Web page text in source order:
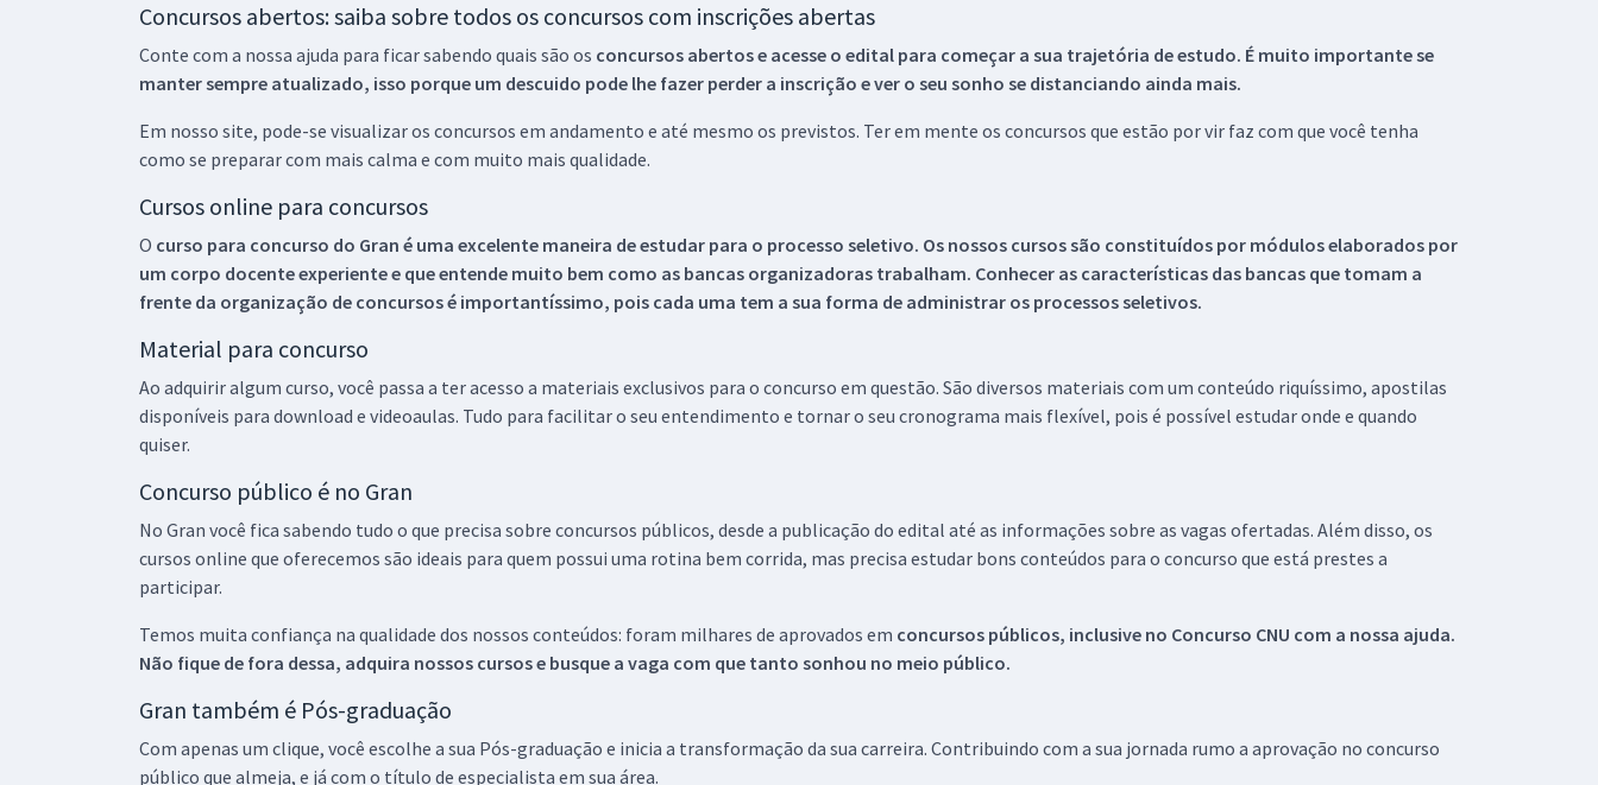
Concursos abertos: saiba sobre todos os concursos com inscrições abertas
Conte com a nossa ajuda para ficar sabendo quais são os concursos abertos e acesse o edital para começar a sua trajetória de estudo. É muito importante se
manter sempre atualizado, isso porque um descuido pode lhe fazer perder a inscrição e ver o seu sonho se distanciando ainda mais.
Em nosso site, pode-se visualizar os concursos em andamento e até mesmo os previstos. Ter em mente os concursos que estão por vir faz com que você tenha
como se preparar com mais calma e com muito mais qualidade.
Cursos online para concursos
O curso para concurso do Gran é uma excelente maneira de estudar para o processo seletivo. Os nossos cursos são constituídos por módulos elaborados por
um corpo docente experiente e que entende muito bem como as bancas organizadoras trabalham. Conhecer as características das bancas que tomam a
frente da organização de concursos é importantíssimo, pois cada uma tem a sua forma de administrar os processos seletivos.
Material para concurso
Ao adquirir algum curso, você passa a ter acesso a materiais exclusivos para o concurso em questão. São diversos materiais com um conteúdo riquíssimo, apostilas
disponíveis para download e videoaulas. Tudo para facilitar o seu entendimento e tornar o seu cronograma mais flexível, pois é possível estudar onde e quando
quiser.
Concurso público é no Gran
No Gran você fica sabendo tudo o que precisa sobre concursos públicos, desde a publicação do edital até as informações sobre as vagas ofertadas. Além disso, os
cursos online que oferecemos são ideais para quem possui uma rotina bem corrida, mas precisa estudar bons conteúdos para o concurso que está prestes a
participar.
Temos muita confiança na qualidade dos nossos conteúdos: foram milhares de aprovados em concursos públicos, inclusive no Concurso CNU com a nossa ajuda.
Não fique de fora dessa, adquira nossos cursos e busque a vaga com que tanto sonhou no meio público.
Gran também é Pós-graduação
Com apenas um clique, você escolhe a sua Pós-graduação e inicia a transformação da sua carreira. Contribuindo com a sua jornada rumo a aprovação no concurso
público que almeja, e já com o título de especialista em sua área.